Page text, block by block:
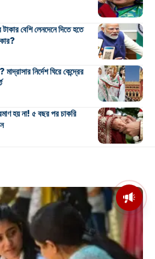
বেশি লেনদেনে দিতে হতে
নির্দেশ ঘিরে কেন্দ্রের
হয় না! ৫ বছর পর চাকরি
মসজিদের মাইক কেন খুলছে পুলিশ?
ডিজিপির কাছে জবাব চাইলেন নওশাদ
সিদ্দিকী; ব্যাখ্যা না মিললে আইনি পদক্ষেপের
ইঙ্গিত